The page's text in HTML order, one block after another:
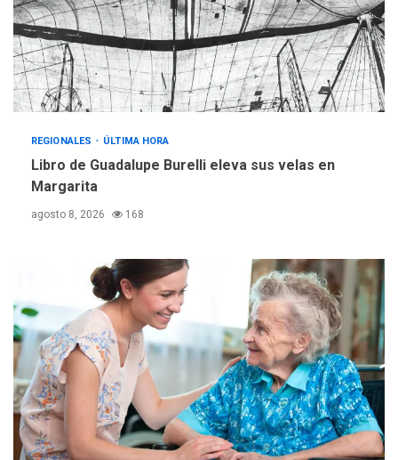
4
REGIONALES ÚLTIMA HORA
Reparan hundimiento de la
«Juan Bautista Arismendi» a
la altura de Macho Muerto
REGIONALES
TECNOLOGÍA
trabajan en diplomado para
REGIONALES ÚLTIMA HORA
Libro de Guadalupe Burelli eleva sus velas en
Margarita
agosto 8, 2026 168